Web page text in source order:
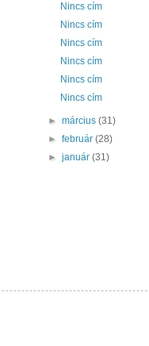
Nincs cím
Nincs cím
Nincs cím
Nincs cím
Nincs cím
Nincs cím
►március(31)
►február(28)
►január(31)